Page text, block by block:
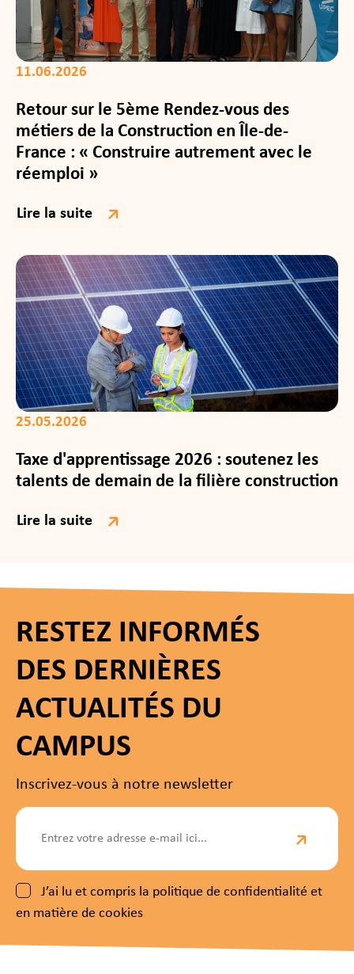
11.06.2026
Retour sur le 5ème Rendez-vous des
métiers de la Construction en Île-de-
France : « Construire autrement avec le
réemploi »
Lire la suite
25.05.2026
Taxe d'apprentissage 2026 : soutenez les
talents de demain de la filière construction
Lire la suite
RESTEZ INFORMÉS
DES DERNIÈRES
ACTUALITÉS DU
CAMPUS
Inscrivez-vous à notre newsletter
J’ai lu et compris la politique de confidentialité et
en matière de cookies